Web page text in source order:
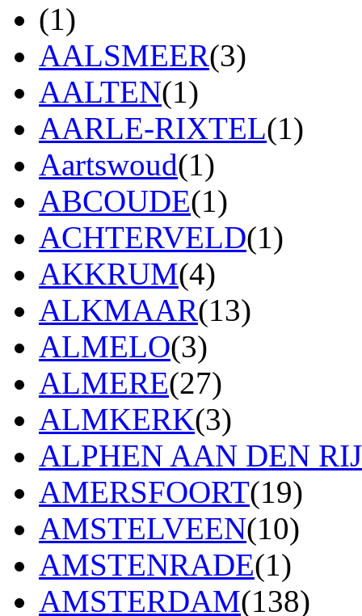
(1)
AALSMEER(3)
AALTEN(1)
AARLE-RIXTEL(1)
Aartswoud(1)
ABCOUDE(1)
ACHTERVELD(1)
AKKRUM(4)
ALKMAAR(13)
ALMELO(3)
ALMERE(27)
ALMKERK(3)
ALPHEN AAN DEN
AMERSFOORT(19)
AMSTELVEEN(10)
AMSTENRADE(1)
AMSTERDAM(138)